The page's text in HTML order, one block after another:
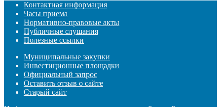
Контактная информация
Часы приема
Нормативно-правовые акты
Публичные слушания
Полезные ссылки
Муниципальные закупки
Инвестиционные площадки
Официальный запрос
Оставить отзыв о сайте
Старый сайт